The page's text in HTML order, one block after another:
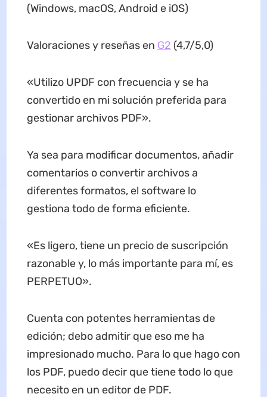
(Windows, macOS, Android e iOS)
Valoraciones y reseñas en G2 (4,7/5,0)
«Utilizo UPDF con frecuencia y se ha
convertido en mi solución preferida para
gestionar archivos PDF».
Ya sea para modificar documentos, añadir
comentarios o convertir archivos a
diferentes formatos, el software lo
gestiona todo de forma eficiente.
«Es ligero, tiene un precio de suscripción
razonable y, lo más importante para mí, es
PERPETUO».
Cuenta con potentes herramientas de
edición; debo admitir que eso me ha
impresionado mucho. Para lo que hago con
los PDF, puedo decir que tiene todo lo que
necesito en un editor de PDF.